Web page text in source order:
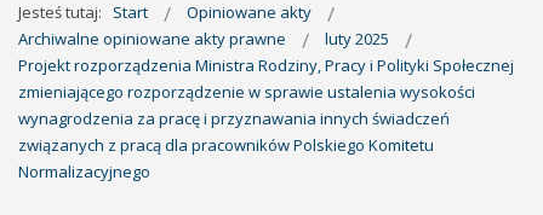
Jesteś tutaj: Start
Opiniowane akty
Archiwalne opiniowane akty prawne
luty 2025
Projekt rozporządzenia Ministra Rodziny, Pracy i Polityki Społecznej
zmieniającego rozporządzenie w sprawie ustalenia wysokości
wynagrodzenia za pracę i przyznawania innych świadczeń
związanych z pracą dla pracowników Polskiego Komitetu
Normalizacyjnego